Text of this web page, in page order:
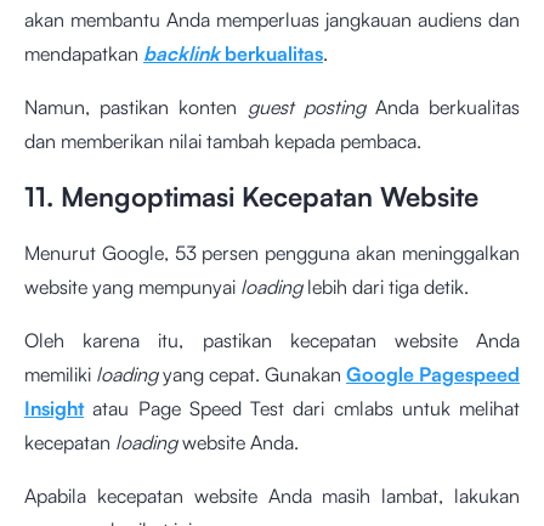
akan membantu Anda memperluas jangkauan audiens dan
mendapatkan backlinkberkualitas.
Namun, pastikan konten guest posting Anda berkualitas
dan memberikan nilai tambah kepada pembaca.
11. Mengoptimasi Kecepatan Website
Menurut Google, 53 persen pengguna akan meninggalkan
website yang mempunyai loading lebih dari tiga detik.
Oleh karena itu, pastikan kecepatan website Anda
memiliki loadingyang cepat. Gunakan Google Pagespeed
Insightatau Page Speed Test dari cmlabsuntuk melihat
kecepatan loadingwebsite Anda.
Apabila kecepatan website Anda masih lambat, lakukan